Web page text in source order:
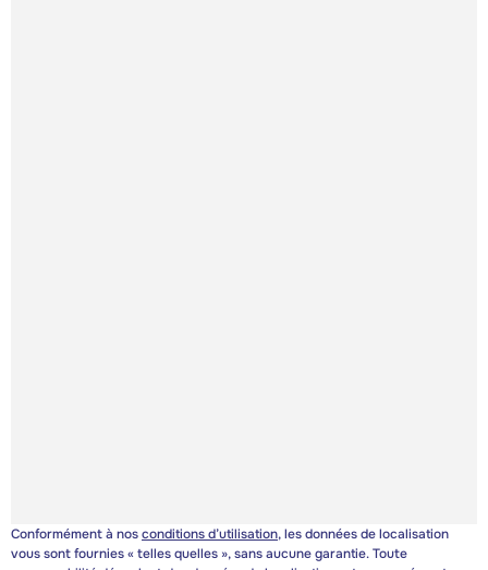
Conformément à nosconditions d’utilisation, les données de localisation
vous sont fournies « telles quelles », sans aucune garantie. Toute